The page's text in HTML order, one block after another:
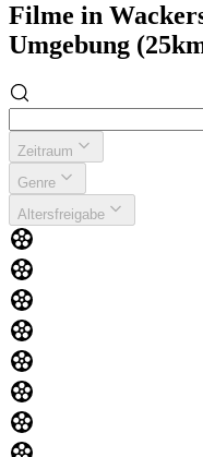
Filme in
Umgebung
Zeitraum
Genre
Altersfreigabe